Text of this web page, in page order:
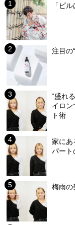
「ピ
注目の
“盛れ
イロン
ト術
家に
パート
梅雨の